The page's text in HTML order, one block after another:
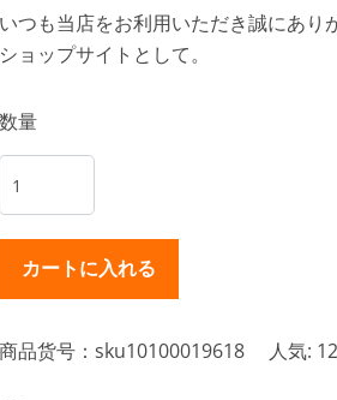
いつも当店をお利用いただき誠にあ
ショップサイトとして。
数量
商品货号：sku10100019618 人気: